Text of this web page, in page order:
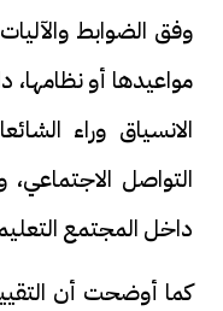
وفق الضوابط
مواعيدها أو
الانسياق وراء
التواصل الاجتماعي،
داخل المجتمع
كما أوضحت أن